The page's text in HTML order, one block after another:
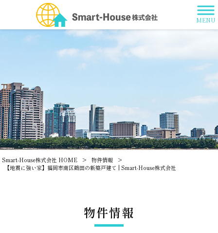
MENU
Smart-House株式会社 HOME > 物件情報
>
【地震に強い家】福岡市南区鶴田の新築戸建て | Smart-House株式会社
物件情報